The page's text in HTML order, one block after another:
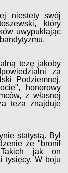
niestety swój
który
uwypuklając
tezę jakoby
za
Podziemnej,
honorowy
z własnej
teza znajduje
statystą. Był
że "bronił
jak on
tysięcy. W boju